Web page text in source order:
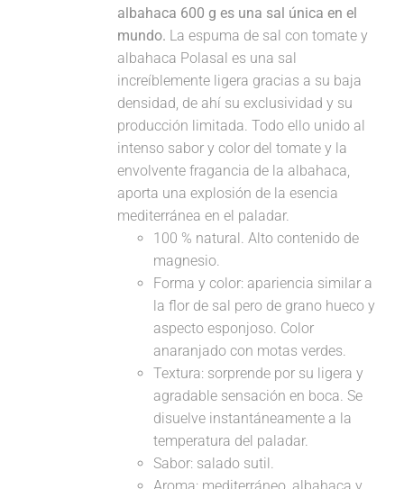
albahaca 600 g es una sal única en el
mundo. La espuma de sal con tomate y
albahaca Polasal es una sal
increíblemente ligera gracias a su baja
densidad, de ahí su exclusividad y su
producción limitada. Todo ello unido al
intenso sabor y color del tomate y la
envolvente fragancia de la albahaca,
aporta una explosión de la esencia
mediterránea en el paladar.
100 % natural. Alto contenido de
magnesio.
Forma y color: apariencia similar a
la flor de sal pero de grano hueco y
aspecto esponjoso. Color
anaranjado con motas verdes.
Textura: sorprende por su ligera y
agradable sensación en boca. Se
disuelve instantáneamente a la
temperatura del paladar.
Sabor: salado sutil.